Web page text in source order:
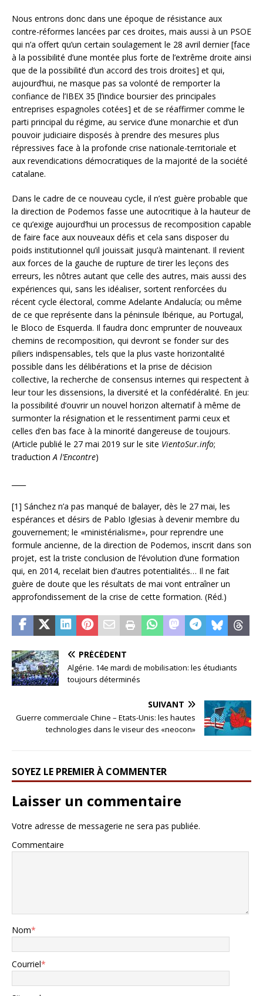
Nous entrons donc dans une époque de résistance aux
contre-réformes lancées par ces droites, mais aussi à un PSOE
qui n’a offert qu’un certain soulagement le 28 avril dernier [face
à la possibilité d’une montée plus forte de l’extrême droite ainsi
que de la possibilité d’un accord des trois droites] et qui,
aujourd’hui, ne masque pas sa volonté de remporter la
confiance de l’IBEX 35 [l’indice boursier des principales
entreprises espagnoles cotées] et de se réaffirmer comme le
parti principal du régime, au service d’une monarchie et d’un
pouvoir judiciaire disposés à prendre des mesures plus
répressives face à la profonde crise nationale-territoriale et
aux revendications démocratiques de la majorité de la société
catalane.
Dans le cadre de ce nouveau cycle, il n’est guère probable que
la direction de Podemos fasse une autocritique à la hauteur de
ce qu’exige aujourd’hui un processus de recomposition capable
de faire face aux nouveaux défis et cela sans disposer du
poids institutionnel qu’il jouissait jusqu’à maintenant. Il revient
aux forces de la gauche de rupture de tirer les leçons des
erreurs, les nôtres autant que celle des autres, mais aussi des
expériences qui, sans les idéaliser, sortent renforcées du
récent cycle électoral, comme Adelante Andalucía; ou même
de ce que représente dans la péninsule Ibérique, au Portugal,
le Bloco de Esquerda. Il faudra donc emprunter de nouveaux
chemins de recomposition, qui devront se fonder sur des
piliers indispensables, tels que la plus vaste horizontalité
possible dans les délibérations et la prise de décision
collective, la recherche de consensus internes qui respectent à
leur tour les dissensions, la diversité et la confédéralité. En jeu:
la possibilité d’ouvrir un nouvel horizon alternatif à même de
surmonter la résignation et le ressentiment parmi ceux et
celles d’en bas face à la minorité dangereuse de toujours.
(Article publié le 27 mai 2019 sur le site VientoSur.info;
traductionA l’Encontre)
[1] Sánchez n’a pas manqué de balayer, dès le 27 mai, les
espérances et désirs de Pablo Iglesias à devenir membre du
gouvernement; le «ministérialisme», pour reprendre une
formule ancienne, de la direction de Podemos, inscrit dans son
projet, est la triste conclusion de l’évolution d’une formation
qui, en 2014, recelait bien d’autres potentialités… Il ne fait
guère de doute que les résultats de mai vont entraîner un
approfondissement de la crise de cette formation. (Réd.)
PRÉCÉDENT
Algérie. 14e mardi de mobilisation: les étudiants
toujours déterminés
SUIVANT
Guerre commerciale Chine – Etats-Unis: les hautes
technologies dans le viseur des «neocon»
SOYEZ LE PREMIER À COMMENTER
Laisser un commentaire
Votre adresse de messagerie ne sera pas publiée.
Commentaire
Nom*
Courriel*